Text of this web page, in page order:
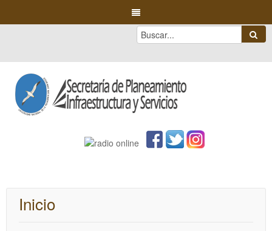
Inicio